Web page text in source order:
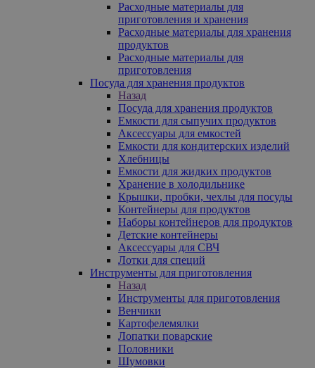
Расходные материалы для
приготовления и хранения
Расходные материалы для хранения
продуктов
Расходные материалы для
приготовления
Посуда для хранения продуктов
Назад
Посуда для хранения продуктов
Емкости для сыпучих продуктов
Аксессуары для емкостей
Емкости для кондитерских изделий
Хлебницы
Емкости для жидких продуктов
Хранение в холодильнике
Крышки, пробки, чехлы для посуды
Контейнеры для продуктов
Наборы контейнеров для продуктов
Детские контейнеры
Аксессуары для СВЧ
Лотки для специй
Инструменты для приготовления
Назад
Инструменты для приготовления
Венчики
Картофелемялки
Лопатки поварские
Половники
Шумовки